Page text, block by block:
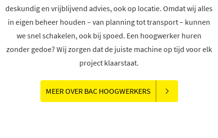
deskundig en vrijblijvend advies, ook op locatie. Omdat wij alles
in eigen beheer houden – van planning tot transport – kunnen
we snel schakelen, ook bij spoed. Een hoogwerker huren
zonder gedoe? Wij zorgen dat de juiste machine op tijd voor elk
project klaarstaat.
MEER OVER BAC HOOGWERKERS